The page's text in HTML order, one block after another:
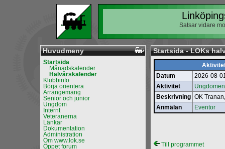
Satsar vidare
Huvudmeny
Startsida
Månadskalender
Halvårskalender
Klubbinfo
Börja orientera
Arrangemang
Senior och junior
Ungdom
Internt
Veteranerna
Länkar
Dokumentation
Administration
Om www.lok.se
Öppet forum
Startsida - LOKs
Datum
2026-08-
Aktivitet
Beskrivning OK
Anmälan
Eventor
Till programmet